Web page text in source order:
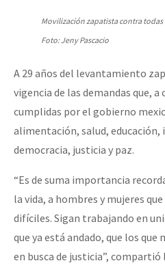
Movilización zapatista contra todas
Foto: Jeny Pascacio
A 29 años del levantamiento
vigencia de las demandas que,
cumplidas por el gobierno
alimentación, salud,
democracia, justicia y paz.
“Es de suma importancia
la vida, a hombres y mujeres
difíciles. Sigan trabajando en
que ya está andado, que los
en busca de justicia”,